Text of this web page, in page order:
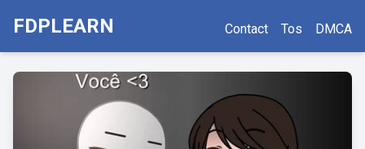
FDPLEARN Contact Tos DMCA